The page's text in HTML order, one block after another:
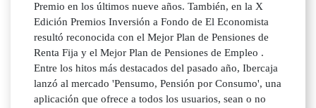
Premio en los últimos nueve años. También, en la X
Edición Premios Inversión a Fondo de El Economista
resultó reconocida con el Mejor Plan de Pensiones de
Renta Fija y el Mejor Plan de Pensiones de Empleo .
Entre los hitos más destacados del pasado año, Ibercaja
lanzó al mercado 'Pensumo, Pensión por Consumo', una
aplicación que ofrece a todos los usuarios, sean o no